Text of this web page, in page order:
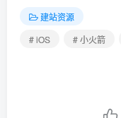
建站资源
# iOS
# 小火箭